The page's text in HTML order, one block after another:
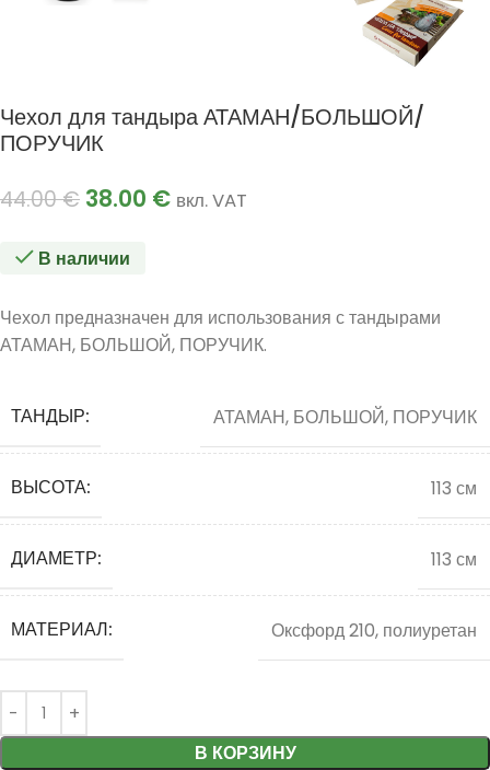
Чехол для тандыра АТАМАН/БОЛЬШОЙ/
ПОРУЧИК
44.00€ 38.00 € вкл. VAT
В наличии
Чехол предназначен для использования с тандырами
АТАМАН, БОЛЬШОЙ, ПОРУЧИК.
ТАНДЫР: АТАМАН, БОЛЬШОЙ, ПОРУЧИК
ВЫСОТА: 113 см
ДИАМЕТР: 113 см
МАТЕРИАЛ: Оксфорд 210, полиуретан
В КОРЗИНУ